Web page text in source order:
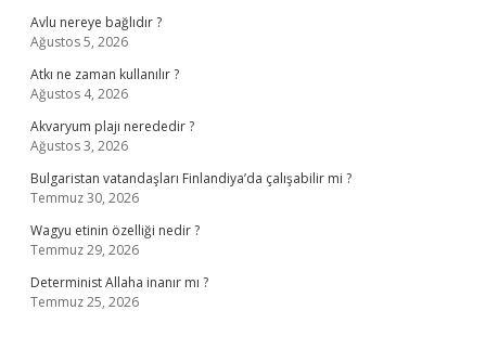
Avlu nereye bağlıdır ?
Ağustos 5, 2026
Atkı ne zaman kullanılır ?
Ağustos 4, 2026
Akvaryum plajı nerededir ?
Ağustos 3, 2026
Bulgaristan vatandaşları Finlandiya’da çalışabilir mi ?
Temmuz 30, 2026
Wagyu etinin özelliği nedir ?
Temmuz 29, 2026
Determinist Allaha inanır mı ?
Temmuz 25, 2026